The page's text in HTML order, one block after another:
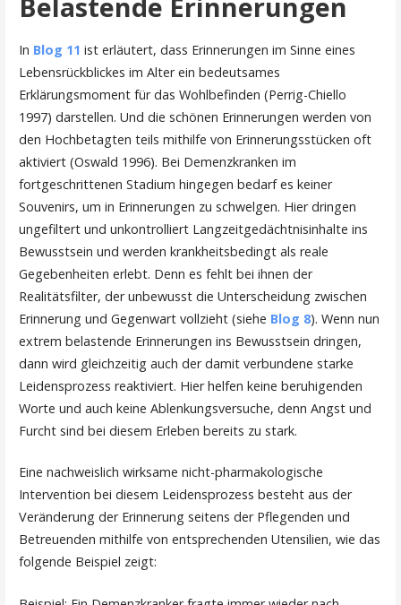
In Blog 11 ist erläutert, dass Erinnerungen im Sinne eines
Lebensrückblickes im Alter ein bedeutsames
Erklärungsmoment für das Wohlbefinden (Perrig-Chiello
1997) darstellen. Und die schönen Erinnerungen werden von
den Hochbetagten teils mithilfe von Erinnerungsstücken oft
aktiviert (Oswald 1996). Bei Demenzkranken im
fortgeschrittenen Stadium hingegen bedarf es keiner
Souvenirs, um in Erinnerungen zu schwelgen. Hier dringen
ungefiltert und unkontrolliert Langzeitgedächtnisinhalte ins
Bewusstsein und werden krankheitsbedingt als reale
Gegebenheiten erlebt. Denn es fehlt bei ihnen der
Realitätsfilter, der unbewusst die Unterscheidung zwischen
Erinnerung und Gegenwart vollzieht (siehe Blog 8). Wenn nun
extrem belastende Erinnerungen ins Bewusstsein dringen,
dann wird gleichzeitig auch der damit verbundene starke
Leidensprozess reaktiviert. Hier helfen keine beruhigenden
Worte und auch keine Ablenkungsversuche, denn Angst und
Furcht sind bei diesem Erleben bereits zu stark.
Eine nachweislich wirksame nicht-pharmakologische
Intervention bei diesem Leidensprozess besteht aus der
Veränderung der Erinnerung seitens der Pflegenden und
Betreuenden mithilfe von entsprechenden Utensilien, wie das
folgende Beispiel zeigt: